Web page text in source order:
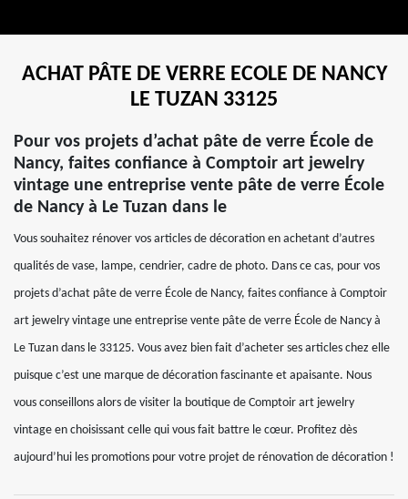
ACHAT PÂTE DE VERRE ECOLE DE NANCY
LE TUZAN 33125
Pour vos projets d’achat pâte de verre École de
Nancy, faites confiance à Comptoir art jewelry
vintage une entreprise vente pâte de verre École
de Nancy à Le Tuzan dans le
Vous souhaitez rénover vos articles de décoration en achetant d’autres
qualités de vase, lampe, cendrier, cadre de photo. Dans ce cas, pour vos
projets d’achat pâte de verre École de Nancy, faites confiance à Comptoir
art jewelry vintage une entreprise vente pâte de verre École de Nancy à
Le Tuzan dans le 33125. Vous avez bien fait d’acheter ses articles chez elle
puisque c’est une marque de décoration fascinante et apaisante. Nous
vous conseillons alors de visiter la boutique de Comptoir art jewelry
vintage en choisissant celle qui vous fait battre le cœur. Profitez dès
aujourd’hui les promotions pour votre projet de rénovation de décoration !